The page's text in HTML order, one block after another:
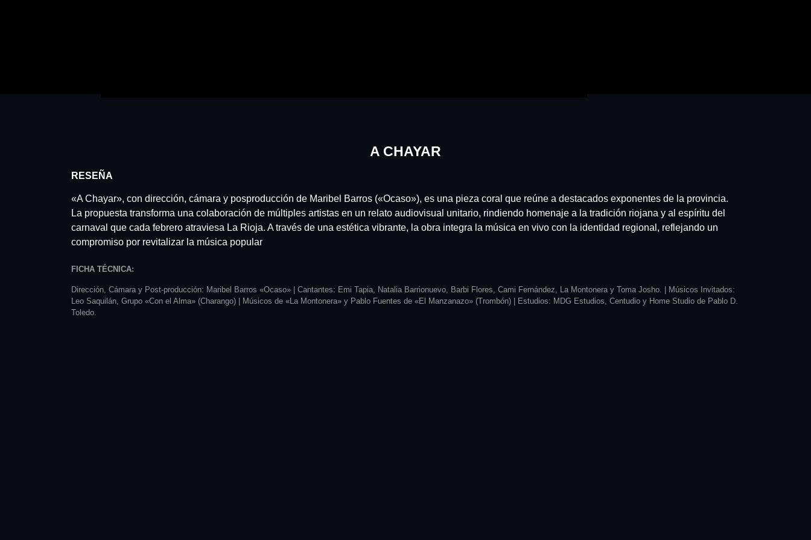
A CHAYAR
RESEÑA
«A Chayar», con dirección, cámara y posproducción de Maribel Barros («Ocaso»), es una pieza coral que reúne a destacados exponentes de la provincia.
La propuesta transforma una colaboración de múltiples artistas en un relato audiovisual unitario, rindiendo homenaje a la tradición riojana y al espíritu del
carnaval que cada febrero atraviesa La Rioja. A través de una estética vibrante, la obra integra la música en vivo con la identidad regional, reflejando un
compromiso por revitalizar la música popular
FICHA TÉCNICA:
Dirección, Cámara y Post-producción: Maribel Barros «Ocaso» | Cantantes: Emi Tapia, Natalia Barrionuevo, Barbi Flores, Cami Fernández, La Montonera y Toma Josho. |
Músicos Invitados:
Leo Saquilán, Grupo «Con el Alma» (Charango) | Músicos de «La Montonera» y Pablo Fuentes de «El Manzanazo» (Trombón) |
Estudios: MDG Estudios, Centudio y Home Studio de Pablo D.
Toledo.